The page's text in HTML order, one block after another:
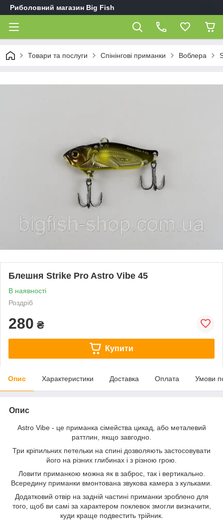
Риболовний магазин Big Fish
Товари та послуги Спінінгові приманки Воблера
Блешня Strike Pro Astro Vibe 45
В наявності
Роздріб
280 ₴
Купити
Опис Характеристики Доставка Оплата Умови
Опис
Astro Vibe - це приманка сімейства цикад, або металевий
раттлин, якщо завгодно.
Три кріпильних петельки на спині дозволяють застосовувати
його на різних глибинах і з різною грою.
Ловити приманкою можна як в заброс, так і вертикально.
Всередину приманки вмонтована звукова камера з кульками.
Додатковий отвір на задній частині приманки зроблено для
того, щоб ви самі за характером поклевок змогли визначити,
куди краще подвестить трійник.